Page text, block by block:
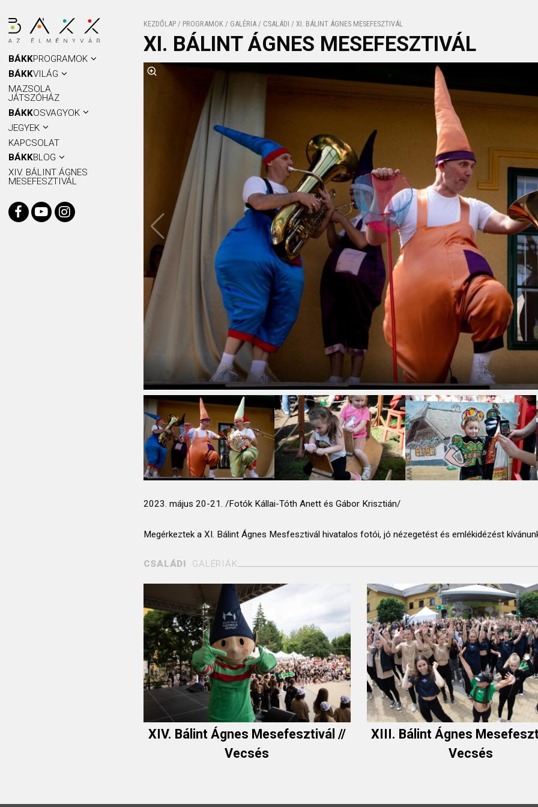
BÁKKPROGRAMOK
BÁKKVILÁG
MAZSOLA
JÁTSZÓHÁZ
BÁKKOSVAGYOK
JEGYEK
KAPCSOLAT
BÁKKBLOG
XIV. BÁLINT ÁGNES
MESEFESZTIVÁL
KEZDŐLAP/ PROGRAMOK / GALÉRIA/ CSALÁDI / XI. BÁLINT ÁGNES MESEFESZTIVÁL
XI. BÁLINT ÁGNES MESEFESZTIVÁL
2023. május 20-21. /Fotók Kállai-Tóth Anett és Gábor Krisztián/
Megérkeztek a XI. Bálint Ágnes Mesfesztivál hivatalos fotói, jó nézegetést és emlékidézést
CSALÁDI GALÉRIÁK
XIV. Bálint Ágnes Mesefesztivál //
Vecsés
XIII. Bálint Ágnes
Vecsés